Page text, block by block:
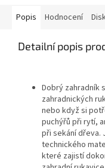
Popis Hodnocení
Detailní popis
Dobrý zahradník
zahradnických
nebo když si
puchýřů při rytí,
při sekání dřeva.
technického
které zajistí